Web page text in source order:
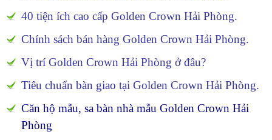
40 tiện ích cao cấp Golden Crown Hải Phòng.
Chính sách bán hàng Golden Crown Hải Phòng.
Vị trí Golden Crown Hải Phòng ở đâu?
Tiêu chuẩn bàn giao tại Golden Crown Hải Phòng.
Căn hộ mẫu, sa bàn nhà mẫu Golden Crown Hải
Phòng